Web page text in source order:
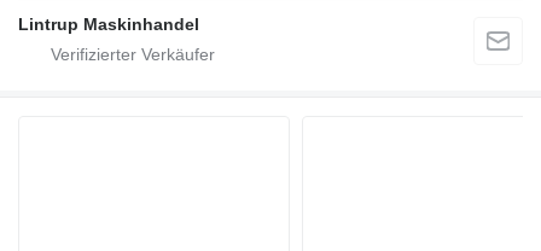
Lintrup Maskinhandel